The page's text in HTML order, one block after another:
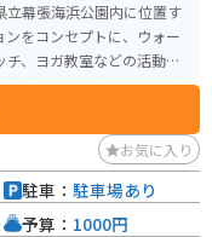
立幕張海浜公園内に位置す
をコンセプトに、ウォー
、ヨガ教室などの活動が
岩盤浴もあり、自律神経の
眺めながらこだわりの料
お気に入り
駐車： 駐車場あり
予算： 1000円